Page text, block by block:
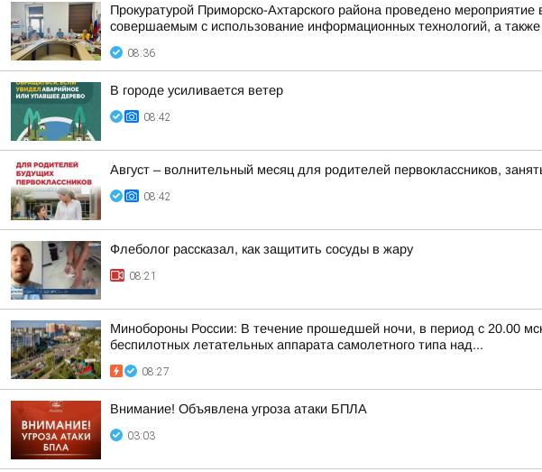
Прокуратурой Приморско-Ахтарского района проведено
совершаемым с использование информационных технологий, а
08:36
В городе усиливается ветер
08:42
Август – волнительный месяц для родителей первоклассников,
08:42
Флеболог рассказал, как защитить сосуды в жару
08:21
Минобороны России: В течение прошедшей ночи, в период с 20.00
беспилотных летательных аппарата самолетного типа над...
08:27
Внимание! Объявлена угроза атаки БПЛА
03:03